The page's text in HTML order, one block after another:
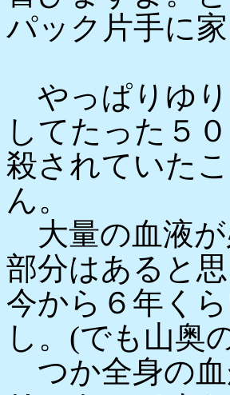
パック片手に
やっぱりゆり
してたった５
殺されていた
ん。
大量の血液が
部分はあると
今から６年く
し。(でも山奥
つか全身の血